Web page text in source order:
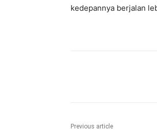
kedepannya berjalan
Previous article